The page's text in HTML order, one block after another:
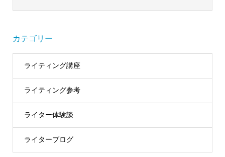
カテゴリー
ライティング講座
ライティング参考
ライター体験談
ライターブログ